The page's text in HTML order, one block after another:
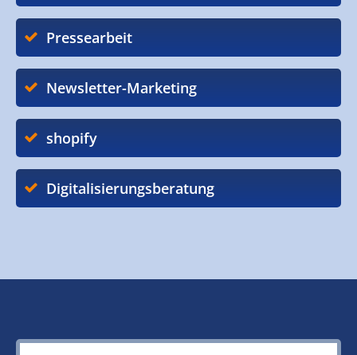
Pressearbeit
Newsletter-Marketing
shopify
Digitalisierungsberatung